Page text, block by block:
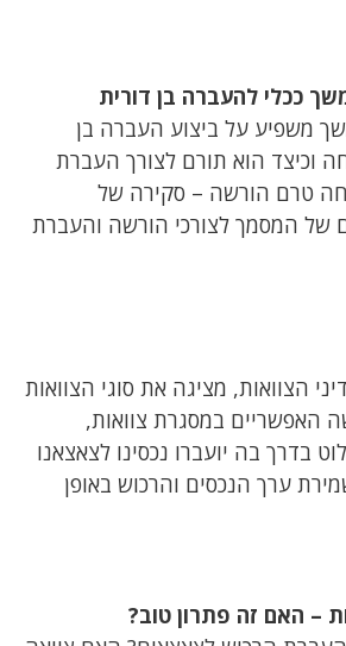
ככלי להעברה בן דורית
משפיע על ביצוע העברה בן
וכיצד הוא תורם לצורך העברת
טרם הורשה – סקירה של
של המסמך לצורכי הורשה והעברת
הצוואות, מציגה את סוגי הצוואות
האפשריים במסגרת צוואות,
בדרך בה יועברו נכסינו לצאצאנו
ערך הנכסים והרכוש באופן
– האם זה פתרון טוב?